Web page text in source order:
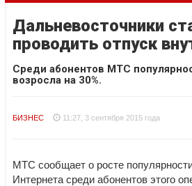
Дальневосточники
проводить отпуск
Среди абонентов МТС
возросла на 30%.
БИЗНЕС 11:27, 3 сентября 2015 года
МТС сообщает о росте
Интернета среди абонентов этого